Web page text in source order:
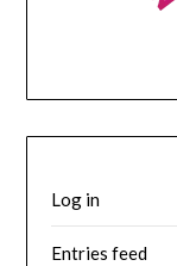
Log in
Entries feed